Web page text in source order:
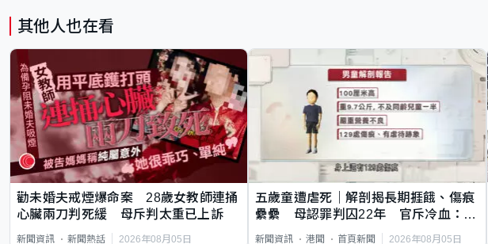
其他人也在看
勸未婚夫戒煙爆命案 28歲女教師連捅
心臟兩刀判死緩 母斥判太重已上訴
新聞資訊 新聞熱話 2026年08月05日
五歲童遭虐死｜解剖揭長期捱餓、傷痕
纍纍 母認罪判囚22年 官斥冷血：同
類案最惡劣
新聞資訊 港聞 首頁新聞 2026年08月05日